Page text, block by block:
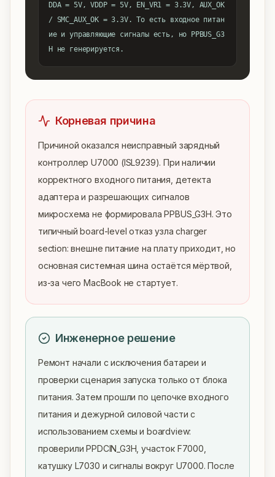
DDA = 5V, VDDP = 5V, EN_VR1 = 3.3V, AUX_OK
/ SMC_AUX_OK = 3.3V. То есть входное питан
ие и управляющие сигналы есть, но PPBUS_G3
H не генерируется.
Корневая причина
Причиной оказался неисправный зарядный
контроллер U7000 (ISL9239). При наличии
корректного входного питания, детекта
адаптера и разрешающих сигналов
микросхема не формировала PPBUS_G3H. Это
типичный board-level отказ узла charger
section: внешне питание на плату приходит, но
основная системная шина остаётся мёртвой,
из-за чего MacBook не стартует.
Инженерное решение
Ремонт начали с исключения батареи и
проверки сценария запуска только от блока
питания. Затем прошли по цепочке входного
питания и дежурной силовой части с
использованием схемы и boardview:
проверили PPDCIN_G3H, участок F7000,
катушку L7030 и сигналы вокруг U7000. После